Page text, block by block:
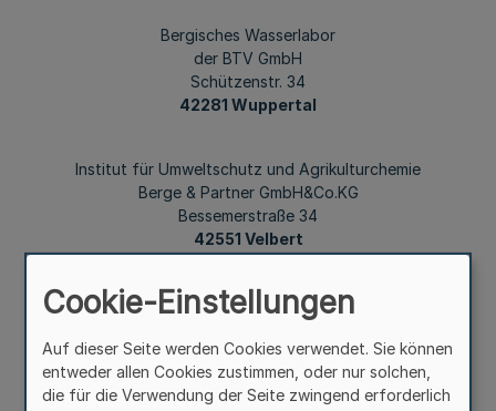
Bergisches Wasserlabor
der BTV GmbH
Schützenstr. 34
42281 Wuppertal
Institut für Umweltschutz und Agrikulturchemie
Berge & Partner GmbH&Co.KG
Bessemerstraße 34
42551 Velbert
Institut Fresenius
Chem. u. biol. Laboratorien GmbH Labor Dortmund
Hauert 9
44227 Dortmund
Cookie-Einstellungen
Auf dieser Seite werden Cookies verwendet. Sie können
entweder allen Cookies zustimmen, oder nur solchen,
die für die Verwendung der Seite zwingend erforderlich